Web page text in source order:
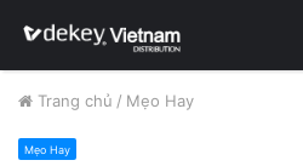
Trang chủ / Mẹo Hay
Mẹo Hay